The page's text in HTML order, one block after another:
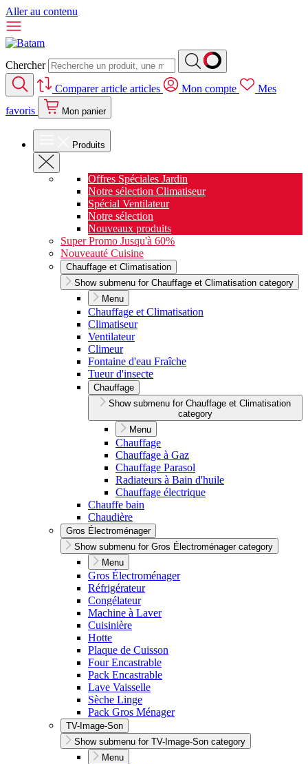
Aller au contenu
Chercher
Comparerarticle articles Mon compte
Mes
favoris
Mon panier
Produits
Offres Spéciales Jardin
Notre sélection Climatiseur
Spécial Ventilateur
Notre sélection
Nouveaux produits
Super Promo Jusqu'à 60%
Nouveauté Cuisine
Chauffage et Climatisation
Show submenu for Chauffage et Climatisation category
Menu
Chauffage et Climatisation
Climatiseur
Ventilateur
Climeur
Fontaine d'eau Fraîche
Tueur d'insecte
Chauffage
Show submenu for Chauffage et Climatisation
category
Menu
Chauffage
Chauffage à Gaz
Chauffage Parasol
Radiateurs à Bain d'huile
Chauffage électrique
Chauffe bain
Chaudière
Gros Électroménager
Show submenu for Gros Électroménager category
Menu
Gros Électroménager
Réfrigérateur
Congélateur
Machine à Laver
Cuisinière
Hotte
Plaque de Cuisson
Four Encastrable
Pack Encastrable
Lave Vaisselle
Sèche Linge
Pack Gros Ménager
TV-Image-Son
Show submenu for TV-Image-Son category
Menu